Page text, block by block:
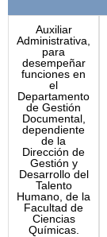
Auxiliar
Administrativa,
para
desempeñar
funciones en
el
Departamento
de Gestión
Documental,
dependiente
de la
Dirección de
Gestión y
Desarrollo del
Talento
Humano, de la
Facultad de
Ciencias
Químicas.